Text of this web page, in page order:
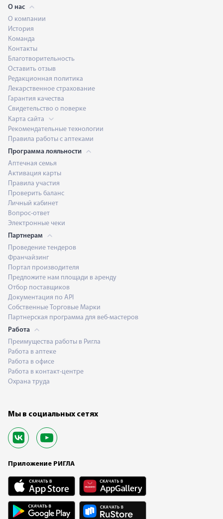
О нас
О компании
История
Команда
Контакты
Благотворительность
Оставить отзыв
Редакционная политика
Лекарственное страхование
Гарантия качества
Свидетельство о поверке
Карта сайта
Рекомендательные технологии
Правила работы с аптеками
Программа лояльности
Аптечная семья
Активация карты
Правила участия
Проверить баланс
Личный кабинет
Вопрос-ответ
Электронные чеки
Партнерам
Проведение тендеров
Франчайзинг
Портал производителя
Предложите нам площади в аренду
Отбор поставщиков
Документация по API
Собственные Торговые Марки
Партнерская программа для веб-мастеров
Работа
Преимущества работы в Ригла
Работа в аптеке
Работа в офисе
Работа в контакт-центре
Охрана труда
Мы в социальных сетях
Приложение РИГЛА